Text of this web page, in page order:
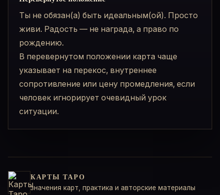
Ты не обязан(а) быть идеальным(ой). Просто
живи. Радость — не награда, а право по
рождению.
В перевернутом положении карта чаще
указывает на перекос, внутреннее
сопротивление или цену промедления, если
человек игнорирует очевидный урок
ситуации.
КАРТЫ ТАРО
значения карт, практика и авторские материалы